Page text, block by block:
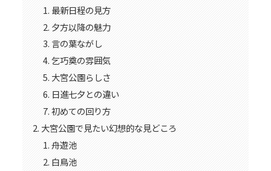
最新日程の見方
夕方以降の魅力
言の葉ながし
乞巧奠の雰囲気
大宮公園らしさ
日進七夕との違い
初めての回り方
大宮公園で見たい幻想的な見どころ
舟遊池
白鳥池